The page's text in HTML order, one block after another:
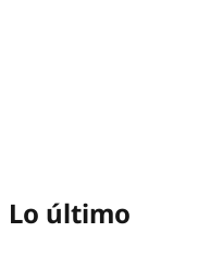
Lo último